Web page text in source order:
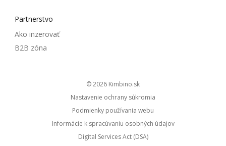
Partnerstvo
Ako inzerovať
B2B zóna
© 2026
kimbino.sk
Nastavenie ochrany súkromia
Podmienky používania webu
Informácie k spracúvaniu osobných údajov
Digital Services Act (DSA)